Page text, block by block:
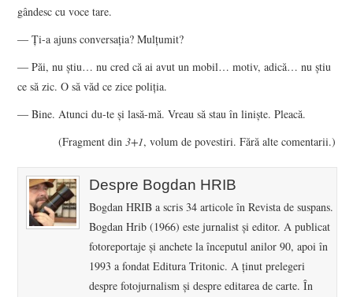
gândesc cu voce tare.
― Ţi-a ajuns conversaţia? Mulţumit?
― Păi, nu ştiu… nu cred că ai avut un mobil… motiv, adică… nu ştiu
ce să zic. O să văd ce zice poliţia.
― Bine. Atunci du-te şi lasă-mă. Vreau să stau în linişte. Pleacă.
(Fragment din 3+1, volum de povestiri. Fără alte comentarii.)
Despre Bogdan HRIB
Bogdan HRIB a scris 34 articole în Revista de suspans.
Bogdan Hrib (1966) este jurnalist şi editor. A publicat
fotoreportaje şi anchete la începutul anilor 90, apoi în
1993 a fondat Editura Tritonic. A ţinut prelegeri
despre fotojurnalism şi despre editarea de carte. În